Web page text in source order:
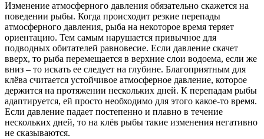
Изменение атмосферного давления обязательно скажется на
поведении рыбы. Когда происходит резкие перепады
атмосферного давления, рыба на некоторое время теряет
ориентацию. Тем самым нарушается привычное для
подводных обитателей равновесие. Если давление скачет
вверх, то рыба перемещается в верхние слои водоема, если же
вниз – то искать ее следует на глубине. Благоприятным для
клёва считается устойчивое атмосферное давление, которое
держится на протяжении нескольких дней. К перепадам рыбы
адаптируется, ей просто необходимо для этого какое-то время.
Если давление падает постепенно и плавно в течение
нескольких дней, то на клёв рыбы такие изменения негативно
не сказываются.